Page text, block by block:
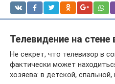
Телевидение на стене
Не секрет, что телевизор в
фактически может
хозяева: в детской, спальной,